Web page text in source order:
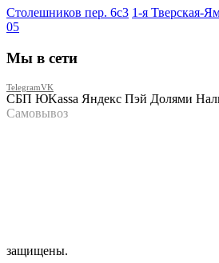
Столешников пер. 6с3 1-я Тверская-
05
Мы в сети
TelegramVK
СБП ЮKassa Яндекс Пэй Долями
Самовывоз
защищены.